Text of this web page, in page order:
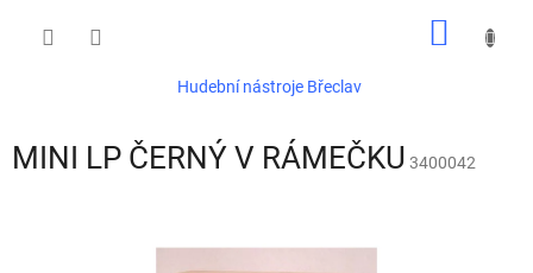
Hudební nástroje Břeclav
MINI LP ČERNÝ V RÁMEČKU 3400042